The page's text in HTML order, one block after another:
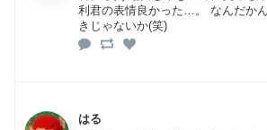
利君の表情良かった…。 なんだか
きじゃないか(笑)
はる